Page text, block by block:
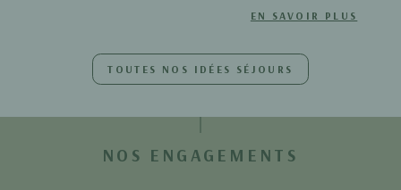
EN SAVOIR PLUS
TOUTES NOS IDÉES SÉJOURS
NOS ENGAGEMENTS